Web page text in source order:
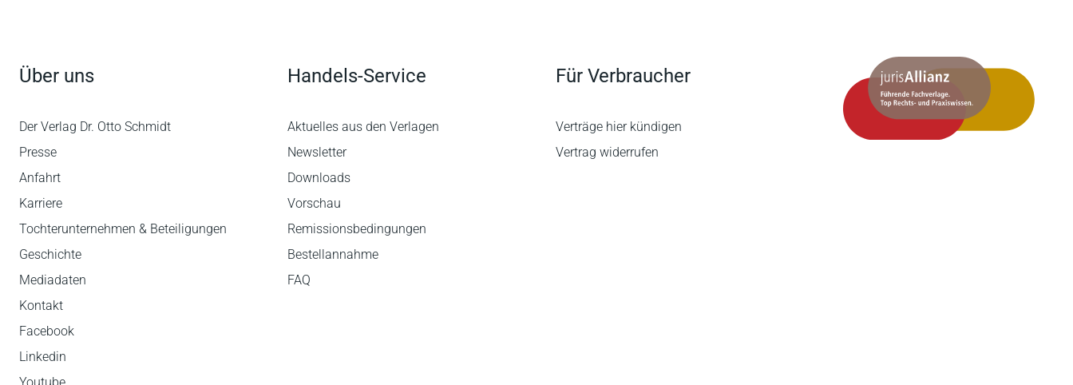
Über uns
Der Verlag Dr. Otto Schmidt
Presse
Anfahrt
Karriere
Tochterunternehmen & Beteiligungen
Geschichte
Mediadaten
Kontakt
Facebook
Linkedin
Handels-Service
Aktuelles aus den Verlagen
Newsletter
Downloads
Vorschau
Remissionsbedingungen
Bestellannahme
FAQ
Für Verbraucher
Verträge hier kündigen
Vertrag widerrufen